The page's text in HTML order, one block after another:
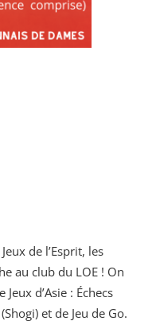
de l’Esprit, les
au club du LOE ! On
d’Asie : Échecs
et de Jeu de Go.